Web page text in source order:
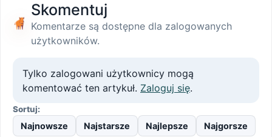
Skomentuj
Komentarze są dostępne dla zalogowanych
użytkowników.
Tylko zalogowani użytkownicy mogą
komentować ten artykuł. Zaloguj się.
Sortuj:
Najnowsze Najstarsze Najlepsze Najgorsze